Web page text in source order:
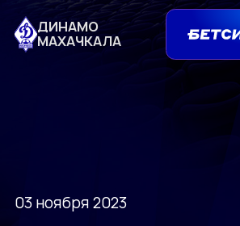
ДИНАМО
МАХАЧКАЛА
03 ноября 2023